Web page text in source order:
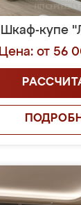
Шкаф-купе
Цена: от 56